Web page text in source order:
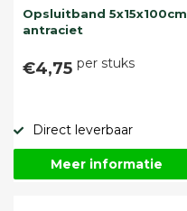
Opsluitband 5x15x100cm
antraciet
€4,75 per stuks
Direct leverbaar
Meer informatie